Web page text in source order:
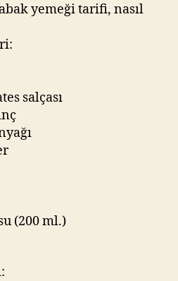
yemeği tarifi, nasıl
salçası
(200 ml.)